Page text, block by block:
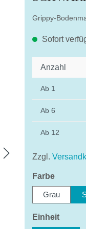
Ihre Daten
Grippy-
Sofort
Anzahl
Ab 1
Ab 6
Ab 12
Zzgl.
Farbe
Grau
Einheit